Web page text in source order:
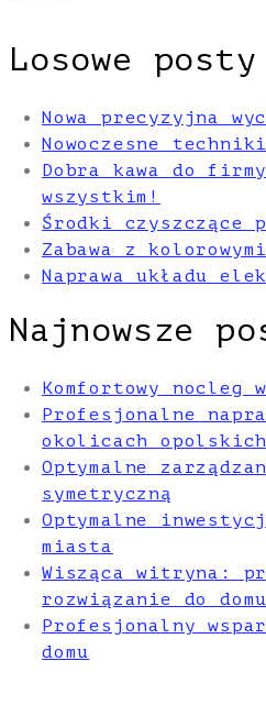
Losowe posty
Nowa precyzyjna
Nowoczesne
Dobra kawa do
wszystkim!
Środki czyszczące
Zabawa z
Naprawa układu
Najnowsze
Komfortowy nocleg
Profesjonalne
okolicach opolskich
Optymalne
symetryczną
Optymalne
miasta
Wisząca witryna:
rozwiązanie do domu
Profesjonalny
domu